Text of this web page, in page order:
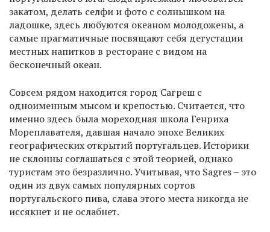
закатом, делать селфи и фото с солнышком на
ладошке, здесь любуются океаном молодожены, а
самые прагматичные посвящают себя дегустации
местных напитков в ресторане с видом на
бесконечный океан.
Совсем рядом находится город Сагреш с
одноименным мысом и крепостью. Считается, что
именно здесь была мореходная школа Генриха
Мореплавателя, давшая начало эпохе Великих
географических открытий португальцев. Историки
не склонны соглашаться с этой теорией, однако
туристам это безразлично. Учитывая, что Sagres – это
один из двух самых популярных сортов
португальского пива, слава этого места никогда не
иссякнет и не ослабнет.